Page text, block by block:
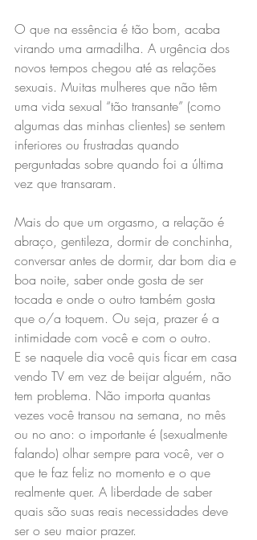
O que na essência é tão bom, acaba
virando uma armadilha. A urgência dos
novos tempos chegou até as relações
sexuais. Muitas mulheres que não têm
uma vida sexual “tão transante” (como
algumas das minhas clientes) se sentem
inferiores ou frustradas quando
perguntadas sobre quando foi a última
vez que transaram.
Mais do que um orgasmo, a relação é
abraço, gentileza, dormir de conchinha,
conversar antes de dormir, dar bom dia e
boa noite, saber onde gosta de ser
tocada e onde o outro também gosta
que o/a toquem. Ou seja, prazer é a
intimidade com você e com o outro.
E se naquele dia você quis ficar em casa
vendo TV em vez de beijar alguém, não
tem problema. Não importa quantas
vezes você transou na semana, no mês
ou no ano: o importante é (sexualmente
falando) olhar sempre para você, ver o
que te faz feliz no momento e o que
realmente quer. A liberdade de saber
quais são suas reais necessidades deve
ser o seu maior prazer.